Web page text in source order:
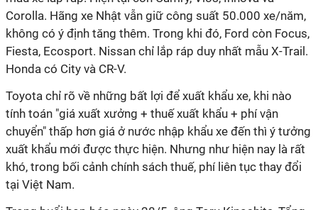
Corolla. Hãng xe Nhật vẫn giữ công suất 50.000 xe/năm,
không có ý định tăng thêm. Trong khi đó, Ford còn Focus,
Fiesta, Ecosport. Nissan chỉ lắp ráp duy nhất mẫu X-Trail.
Honda có City và CR-V.
Toyota chỉ rõ về những bất lợi để xuất khẩu xe, khi nào
tính toán "giá xuất xưởng + thuế xuất khẩu + phí vận
chuyển" thấp hơn giá ở nước nhập khẩu xe đến thì ý tưởng
xuất khẩu mới được thực hiện. Nhưng như hiện nay là rất
khó, trong bối cảnh chính sách thuế, phí liên tục thay đổi
tại Việt Nam.